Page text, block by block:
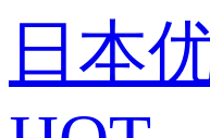
日本